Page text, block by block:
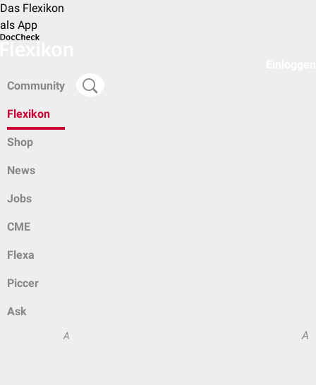
Das Flexikon
als App
Community
Flexikon
Shop
News
Jobs
CME
Flexa
Piccer
Ask
A A